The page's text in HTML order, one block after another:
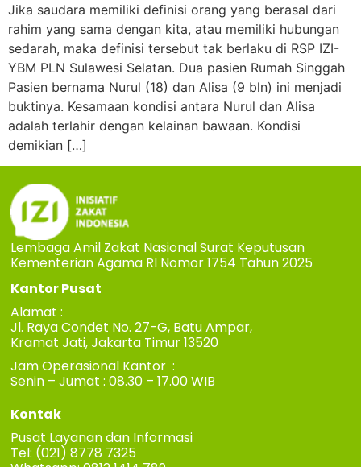
Jika saudara memiliki definisi orang yang berasal dari
rahim yang sama dengan kita, atau memiliki hubungan
sedarah, maka definisi tersebut tak berlaku di RSP IZI-
YBM PLN Sulawesi Selatan. Dua pasien Rumah Singgah
Pasien bernama Nurul (18) dan Alisa (9 bln) ini menjadi
buktinya. Kesamaan kondisi antara Nurul dan Alisa
adalah terlahir dengan kelainan bawaan. Kondisi
demikian […]
Lembaga Amil Zakat Nasional Surat Keputusan
Kementerian Agama RI Nomor 1754 Tahun 2025
Kantor Pusat
Alamat :
Jl. Raya Condet No. 27-G, Batu Ampar,
Kramat Jati, Jakarta Timur 13520
Jam Operasional Kantor :
Senin – Jumat : 08.30 – 17.00 WIB
Kontak
Pusat Layanan dan Informasi
Tel: (021) 8778 7325